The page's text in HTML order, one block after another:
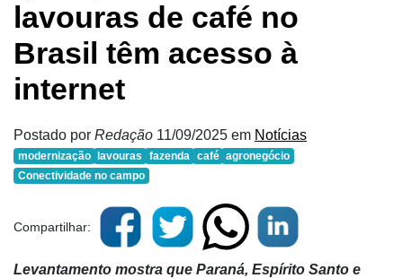
lavouras de café no
Brasil têm acesso à
internet
Postado por Redação 11/09/2025 em Notícias
modernização lavouras fazenda café agronegócio
Conectividade no campo
Compartilhar:
Levantamento mostra que Paraná, Espírito Santo e